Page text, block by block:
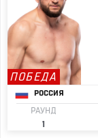
ПОБЕДА
РОССИЯ
РАУНД
1